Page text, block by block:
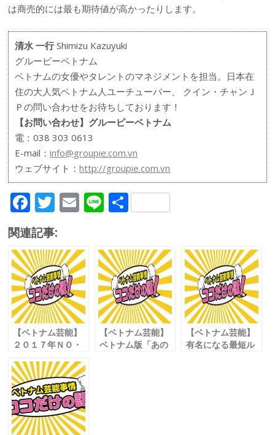
は商売的には最も期待値が高かったりします。
清水 一行Shimizu Kazuyuki
グルーピーベトナム
ベトナムの女優やタレントのマネジメントを担当。日本在
住の大人気ベトナム人ユーチューバー、 クイン・チャンＪ
Ｐの問い合わせをお待ちしております！
【お問い合わせ】グルーピーベトナム
電：038 303 0613
E-mail：info@groupie.com.vn
ウェブサイト：http://groupie.com.vn
F
ac
e
b
o
o
k
T
itt
er
E
l
Li 共
関連記事:
【ベトナム芸能】
２０１７年ＮＯ・
歌手の飛躍のヒミ
ツ
【ベトナム芸能】
ベトナム版「あの
【ベトナム芸能】
有名になる最短ル